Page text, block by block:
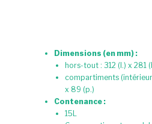
Dimensions (en mm) :
hors-tout : 312 (l.) x 281
compartiments
x 89 (p.)
Contenance :
15L